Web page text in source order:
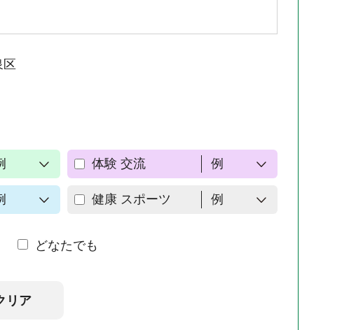
区
体験 交流 例
健康 スポーツ 例
どなたでも
リア